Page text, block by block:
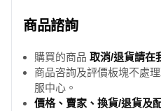
商品諮詢
購買的商品 取消/退貨請在
商品咨詢及評價板塊不處
服中心。
價格、賣家、換貨/退貨及